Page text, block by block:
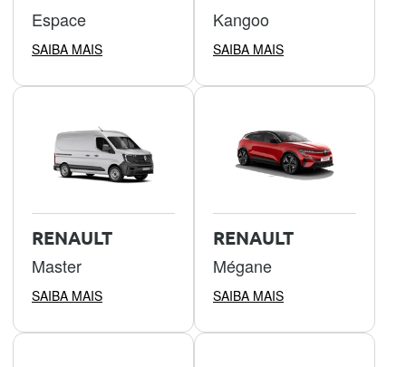
Espace
SAIBA MAIS
Kangoo
SAIBA MAIS
RENAULT
Master
SAIBA MAIS
RENAULT
Mégane
SAIBA MAIS